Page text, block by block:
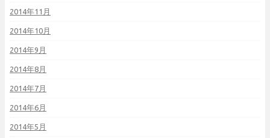
2014年11月
2014年10月
2014年9月
2014年8月
2014年7月
2014年6月
2014年5月